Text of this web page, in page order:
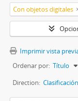
Con objetos digitales
Imprimir vista
Ordenar por: Título
Direction: